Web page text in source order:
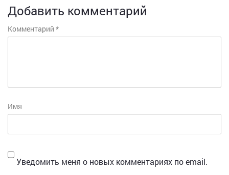
Добавить комментарий
Комментарий *
Имя
Уведомить меня о новых комментариях по email.